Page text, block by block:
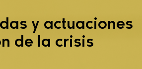
y actuaciones
de la crisis